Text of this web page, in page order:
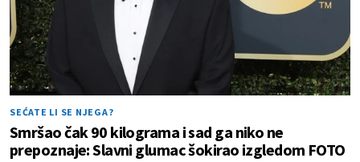
SEĆATE LI SE NJEGA?
Smršao čak 90 kilograma i sad ga niko ne
prepoznaje: Slavni glumac šokirao izgledom FOTO